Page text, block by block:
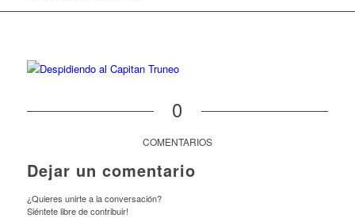
0
COMENTARIOS
Dejar un comentario
¿Quieres unirte a la conversación?
Siéntete libre de contribuir!